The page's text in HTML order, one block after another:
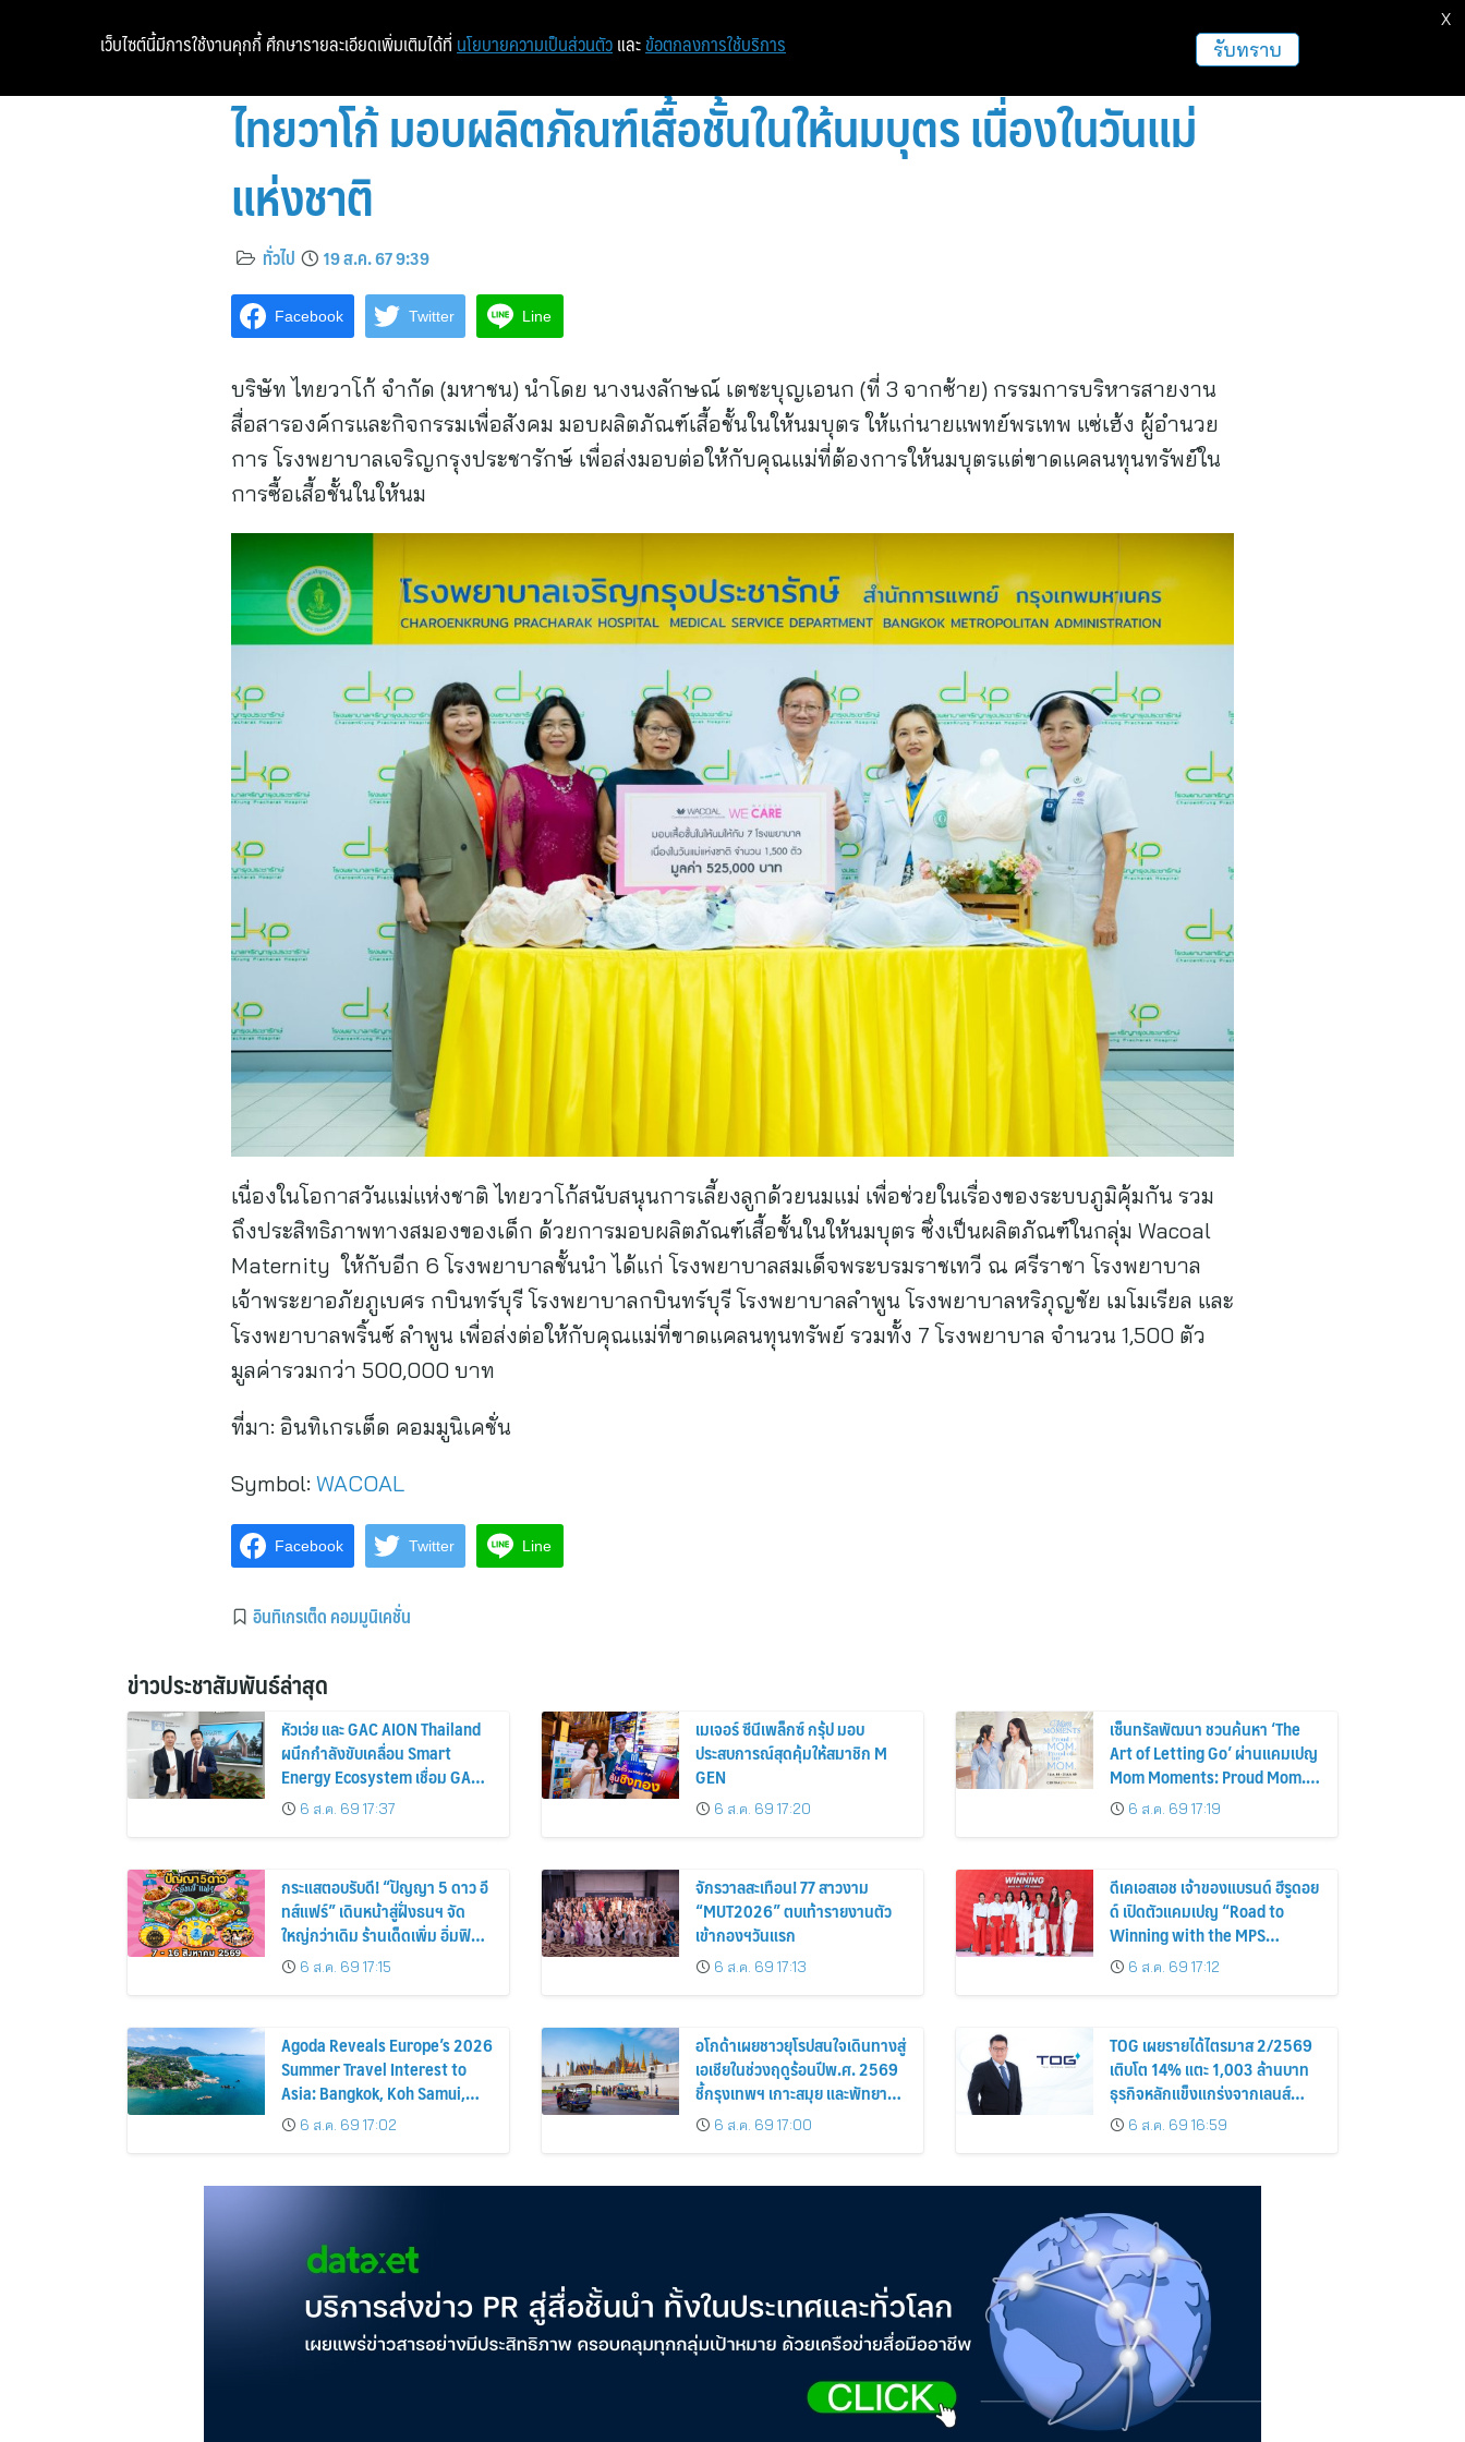
ไทยวาโก้ มอบผลิตภัณฑ์เสื้อชั้นในให้นมบุตร เนื่องในวันแม่
แห่งชาติ
ทั่วไป 19 ส.ค. 67 9:39
Facebook Twitter Line
บริษัท ไทยวาโก้ จำกัด (มหาชน) นำโดย นางนงลักษณ์ เตชะบุญเอนก (ที่ 3 จากซ้าย) กรรมการบริหารสายงาน
สื่อสารองค์กรและกิจกรรมเพื่อสังคม มอบผลิตภัณฑ์เสื้อชั้นในให้นมบุตร ให้แก่นายแพทย์พรเทพ แซ่เฮ้ง ผู้อำนวย
การ โรงพยาบาลเจริญกรุงประชารักษ์ เพื่อส่งมอบต่อให้กับคุณแม่ที่ต้องการให้นมบุตรแต่ขาดแคลนทุนทรัพย์ใน
การซื้อเสื้อชั้นในให้นม
เนื่องในโอกาสวันแม่แห่งชาติ ไทยวาโก้สนับสนุนการเลี้ยงลูกด้วยนมแม่ เพื่อช่วยในเรื่องของระบบภูมิคุ้มกัน รวม
ถึงประสิทธิภาพทางสมองของเด็ก ด้วยการมอบผลิตภัณฑ์เสื้อชั้นในให้นมบุตร ซึ่งเป็นผลิตภัณฑ์ในกลุ่ม Wacoal
Maternity ให้กับอีก 6 โรงพยาบาลชั้นนำ ได้แก่ โรงพยาบาลสมเด็จพระบรมราชเทวี ณ ศรีราชา โรงพยาบาล
เจ้าพระยาอภัยภูเบศร กบินทร์บุรี โรงพยาบาลกบินทร์บุรี โรงพยาบาลลำพูน โรงพยาบาลหริภุญชัย เมโมเรียล และ
โรงพยาบาลพริ้นซ์ ลำพูน เพื่อส่งต่อให้กับคุณแม่ที่ขาดแคลนทุนทรัพย์ รวมทั้ง 7 โรงพยาบาล จำนวน 1,500 ตัว
มูลค่ารวมกว่า 500,000 บาท
ที่มา: อินทิเกรเต็ด คอมมูนิเคชั่น
Symbol: WACOAL
Facebook Twitter Line
อินทิเกรเต็ด คอมมูนิเคชั่น
ข่าวประชาสัมพันธ์ล่าสุด
หัวเว่ย และ GAC AION Thailand
ผนึกกำลังขับเคลื่อน Smart
Energy Ecosystem เชื่อม GAC
GN8 PHEV รถยนต์ MPV ระดับ
พรีเมียม เข้ากับพลังงานแสง
6 ส.ค. 69 17:37
เมเจอร์ ซีนีเพล็กซ์ กรุ้ป มอบ
ประสบการณ์สุดคุ้มให้สมาชิก M
GEN
6 ส.ค. 69 17:20
เซ็นทรัลพัฒนา ชวนค้นหา ‘The
Art of Letting Go’ ผ่านแคมเปญ
Mom Moments: Proud Mom.
Proud of My Mom.
6 ส.ค. 69 17:19
กระแสตอบรับดี! “ปัญญา 5 ดาว อี
ทส์แฟร์” เดินหน้าสู่ฝั่งธนฯ จัด
ใหญ่กว่าเดิม ร้านเด็ดเพิ่ม อิ่มฟิน
10 วันเต็ม!
6 ส.ค. 69 17:15
จักรวาลสะเทือน! 77 สาวงาม
“MUT2026” ตบเท้ารายงานตัว
เข้ากองฯวันแรก
6 ส.ค. 69 17:13
ดีเคเอสเอช เจ้าของแบรนด์ ฮีรูดอย
ด์ เปิดตัวแคมเปญ “Road to
Winning with the MPS
Science”
6 ส.ค. 69 17:12
Agoda Reveals Europe’s 2026
Summer Travel Interest to
Asia: Bangkok, Koh Samui,
and Pattaya Among the Top
Cities
6 ส.ค. 69 17:02
อโกด้าเผยชาวยุโรปสนใจเดินทางสู่
เอเชียในช่วงฤดูร้อนปีพ.ศ. 2569
ชี้กรุงเทพฯ เกาะสมุย และพัทยา
ติดอันดับเมืองยอดนิยม
6 ส.ค. 69 17:00
TOG เผยรายได้ไตรมาส 2/2569
เติบโต 14% แตะ 1,003 ล้านบาท
ธุรกิจหลักแข็งแกร่งจากเลนส์
มูลค่าเพิ่ม และการขยายตลาดต่าง
ประเทศ พร้อมเดินหน้าลงทุนเพื่อ
6 ส.ค. 69 16:59
เว็บไซต์นี้มีการใช้งานคุกกี้ ศึกษารายละเอียดเพิ่มเติมได้ที่ นโยบายความเป็นส่วนตัว และ ข้อตกลงการใช้บริการ รับทราบ
X